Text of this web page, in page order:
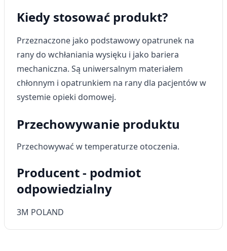
Kiedy stosować produkt?
Przeznaczone jako podstawowy opatrunek na
rany do wchłaniania wysięku i jako bariera
mechaniczna. Są uniwersalnym materiałem
chłonnym i opatrunkiem na rany dla pacjentów w
systemie opieki domowej.
Przechowywanie produktu
Przechowywać w temperaturze otoczenia.
Producent - podmiot
odpowiedzialny
3M POLAND
Wykorzystywanie ograniczonych danych do
wyboru reklam
Tworzenie profili w celu
spersonalizowanych reklam
Wykorzystanie profili do wyboru
spersonalizowanych reklam
Tworzenie profili w celu personalizacji treści
Wykorzystywanie profili w celu doboru
spersonalizowanych treści
Pomiar efektywności reklam
Pomiar efektywności treści
Rozumienie odbiorców dzięki statystyce lub